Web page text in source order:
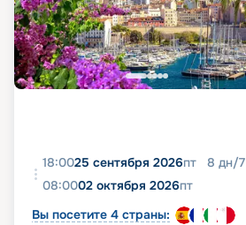
18:0025 сентября 2026пт 8 дн/7
08:0002 октября 2026пт
Вы посетите 4 страны: